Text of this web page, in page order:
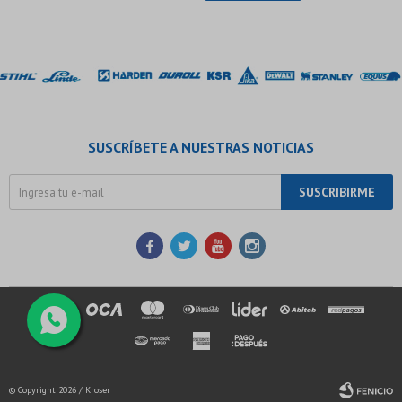
SUSCRÍBETE A NUESTRAS NOTICIAS
SUSCRIBIRME
   
© Copyright 2026 / Kroser